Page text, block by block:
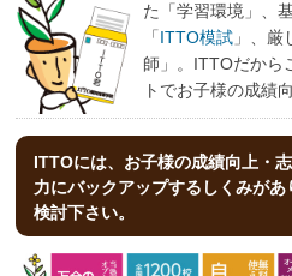
た「学習環境」、
「ITTO模試」、厳
師」。ITTOだから
トでお子様の成績
ITTOには、お子様の成績向上・
力にバックアップする しくみが
検討下さい。